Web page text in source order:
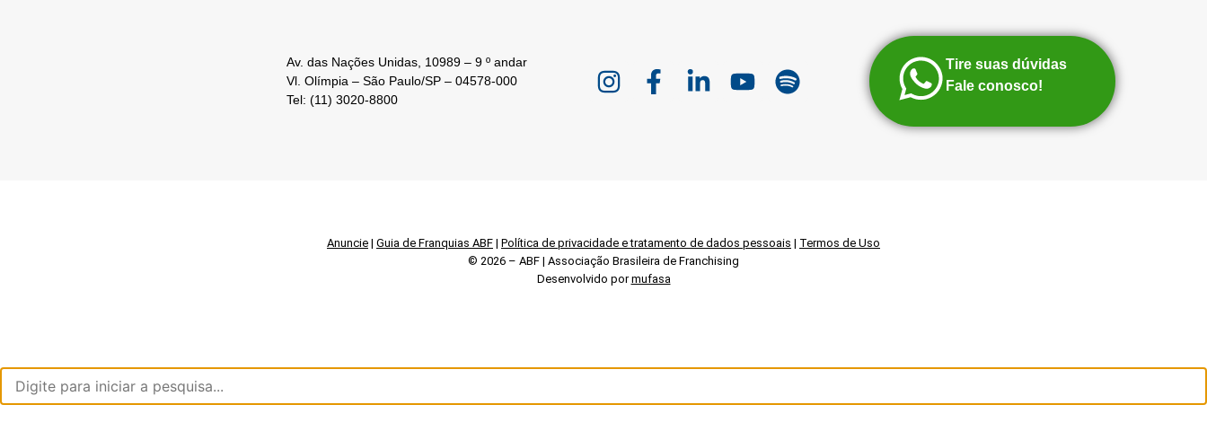
Av. das Nações Unidas, 10989 – 9 º andar
Vl. Olímpia – São Paulo/SP – 04578-000
Tel: (11) 3020-8800
Tire suas dúvidas
Fale conosco!
Anuncie | Guia de Franquias ABF | Política de privacidade e tratamento de dados pessoais | Termos de Uso
© 2026 – ABF | Associação Brasileira de Franchising
Desenvolvido pormufasa